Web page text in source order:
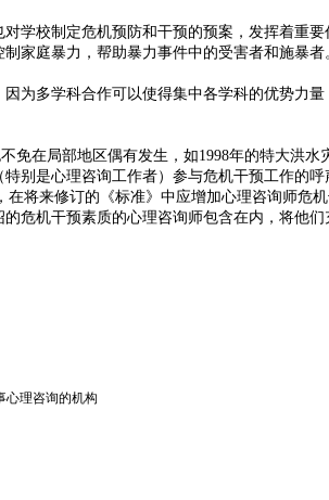
学校制定危机预防和干预的预案，发挥着重要
家庭暴力，帮助暴力事件中的受害者和施暴
为多学科合作可以使得集中各学科的优势力
在局部地区偶有发生，如1998年的特大洪
别是心理咨询工作者）参与危机干预工作的呼
将来修订的《标准》中应增加心理咨询师危
危机干预素质的心理咨询师包含在内，将他
心理咨询的机构